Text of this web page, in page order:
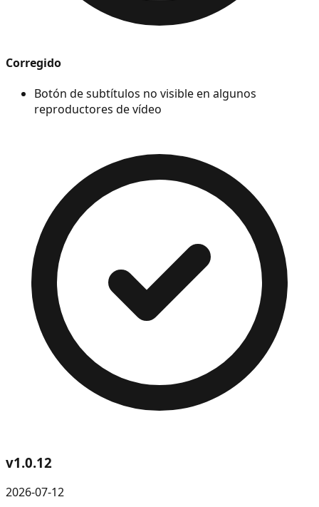
Corregido
Botón de subtítulos no visible en algunos
reproductores de vídeo
v1.0.12
2026-07-12